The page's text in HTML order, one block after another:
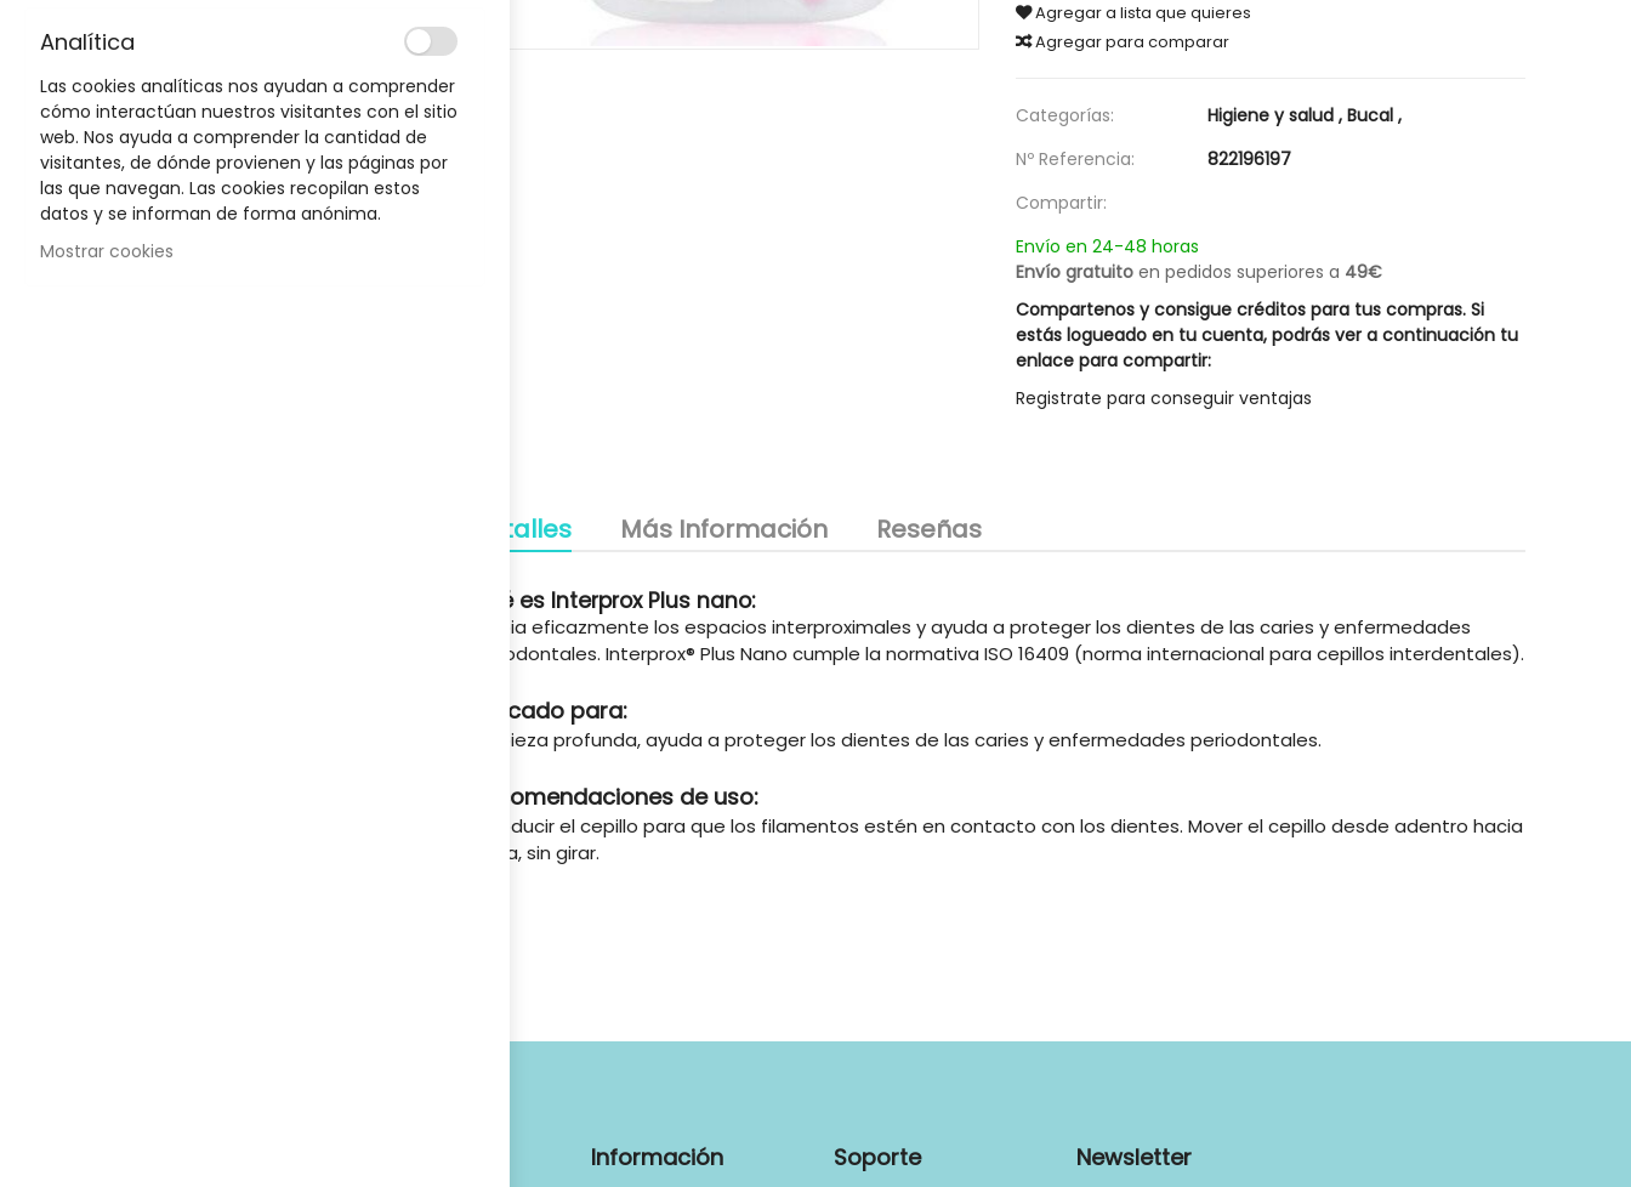
Agregar a lista que quieres
Agregar para comparar
Categorías: Higiene y salud , Bucal ,
Nº Referencia:
822196197
Compartir:
Envío en 24-48 horas
Envío gratuito en pedidos superiores a 49€
Compartenos y consigue créditos para tus compras. Si
estás logueado en tu cuenta, podrás ver a continuación tu
enlace para compartir:
Registrate para conseguir ventajas
Detalles Más Información Reseñas
Qué es Interprox Plus nano:
Limpia eficazmente los espacios interproximales y ayuda a proteger los dientes de las caries y enfermedades
periodontales. Interprox® Plus Nano cumple la normativa ISO 16409 (norma internacional para cepillos interdentales).
Indicado para:
Limpieza profunda, ayuda a proteger los dientes de las caries y enfermedades periodontales.
Recomendaciones de uso:
Introducir el cepillo para que los filamentos estén en contacto con los dientes. Mover el cepillo desde adentro hacia
fuera, sin girar.
Liposín
HIGIENE Y SALUD
Champu Dermopel 400 Ml
18,17 €
25,95 €
Mascarilla Excesive Innovative
Champú Cabellos Blancos Silver Hair
Rueber
14,67 €
Información Soporte Newsletter
Analítica
Las cookies analíticas nos ayudan a comprender
cómo interactúan nuestros visitantes con el sitio
web. Nos ayuda a comprender la cantidad de
visitantes, de dónde provienen y las páginas por
las que navegan. Las cookies recopilan estos
datos y se informan de forma anónima.
Mostrar cookies